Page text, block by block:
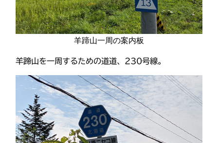
羊蹄山一周の案内板
羊蹄山を一周するための道道、230号線。